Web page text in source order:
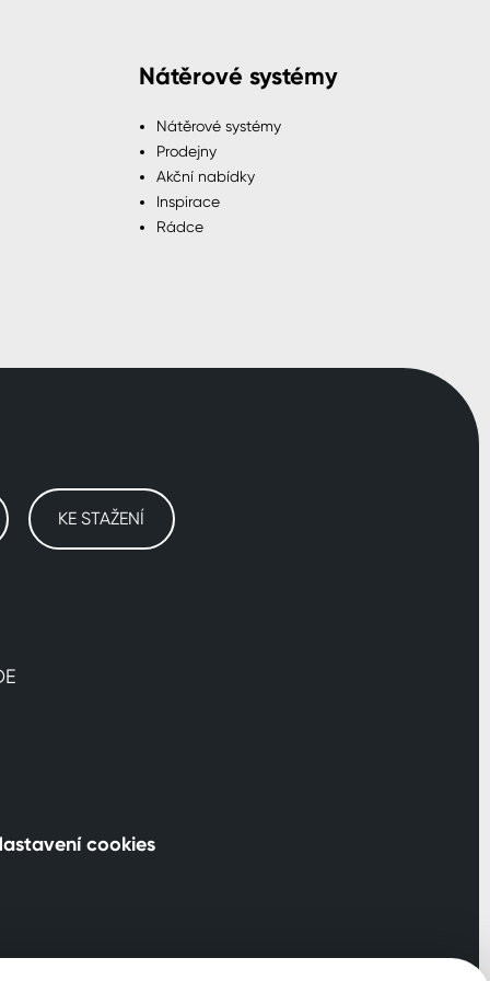
Nátěrové systémy
Nátěrové systémy
Prodejny
Akční nabídky
Inspirace
Rádce
KE STAŽENÍ
cookies